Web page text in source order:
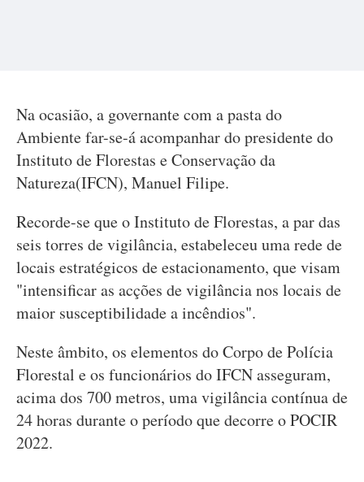
Na ocasião, a governante com a pasta do
Ambiente far-se-á acompanhar do presidente do
Instituto de Florestas e Conservação da
Natureza(IFCN), Manuel Filipe.
Recorde-se que o Instituto de Florestas, a par das
seis torres de vigilância, estabeleceu uma rede de
locais estratégicos de estacionamento, que visam
"intensificar as acções de vigilância nos locais de
maior susceptibilidade a incêndios".
Neste âmbito, os elementos do Corpo de Polícia
Florestal e os funcionários do IFCN asseguram,
acima dos 700 metros, uma vigilância contínua de
24 horas durante o período que decorre o POCIR
2022.